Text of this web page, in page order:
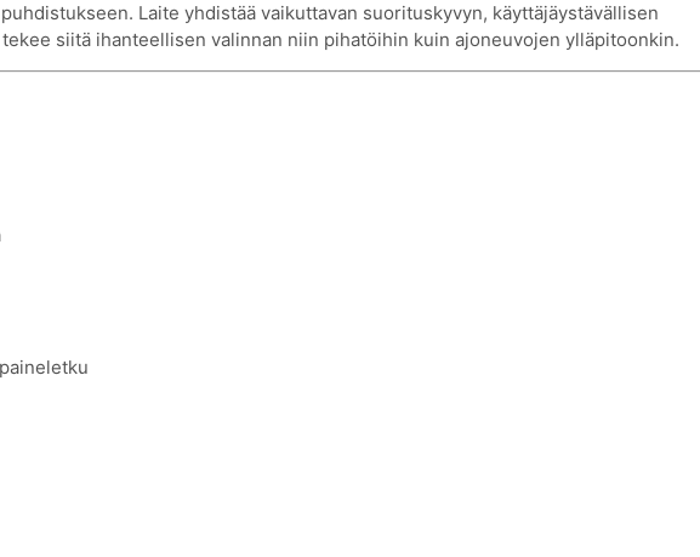
Laite yhdistää vaikuttavan suorituskyvyn, käyttäjäystävällisen
siitä ihanteellisen valinnan niin pihatöihin kuin ajoneuvojen ylläpitoonkin.